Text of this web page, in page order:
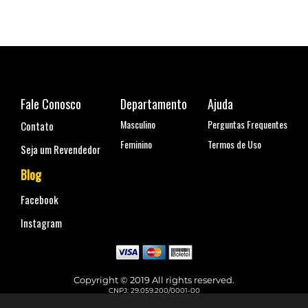
Fale Conosco
Contato
Seja um Revendedor
Blog
Facebook
Instagram
Departamento
Masculino
Feminino
Ajuda
Perguntas Frequentes
Termos de Uso
Copyright © 2019 All rights reserved.
CNPJ: 29.059.200/0001-00